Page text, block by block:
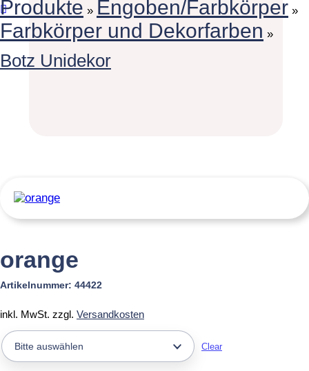
Produkte » Engoben/Farbkörper »
Farbkörper und Dekorfarben »
Botz Unidekor
orange
Artikelnummer: 44422
inkl. MwSt. zzgl. Versandkosten
Clear